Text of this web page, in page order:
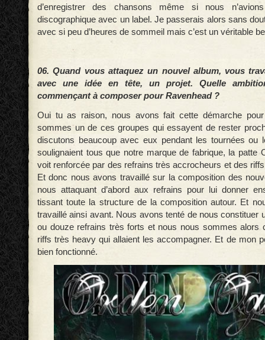
d’enregistrer des chansons même si nous
discographique avec un label. Je passerais alors sans
avec si peu d’heures de sommeil mais c’est un véritable
06. Quand vous attaquez un nouvel album, vous
avec une idée en tête, un projet. Quelle
commençant à composer pour Ravenhead ?
Oui tu as raison, nous avons fait cette démarche
sommes un de ces groupes qui essayent de rester
discutons beaucoup avec eux pendant les tournées ou
soulignaient tous que notre marque de fabrique, la patte
voit renforcée par des refrains très accrocheurs et des
Et donc nous avons travaillé sur la composition des
nous attaquant d’abord aux refrains pour lui donner
tissant toute la structure de la composition autour. Et
travaillé ainsi avant. Nous avons tenté de nous constituer
ou douze refrains très forts et nous nous sommes alors
riffs très heavy qui allaient les accompagner. Et de mon
bien fonctionné.